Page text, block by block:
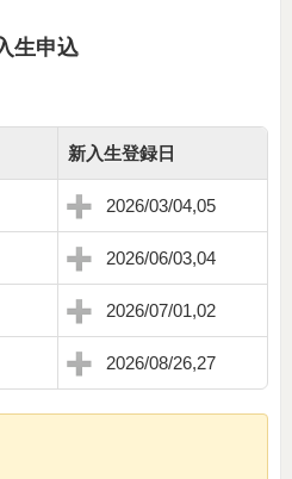
生申込
新入生登録日
2026/03/04,05
2026/06/03,04
2026/07/01,02
2026/08/26,27